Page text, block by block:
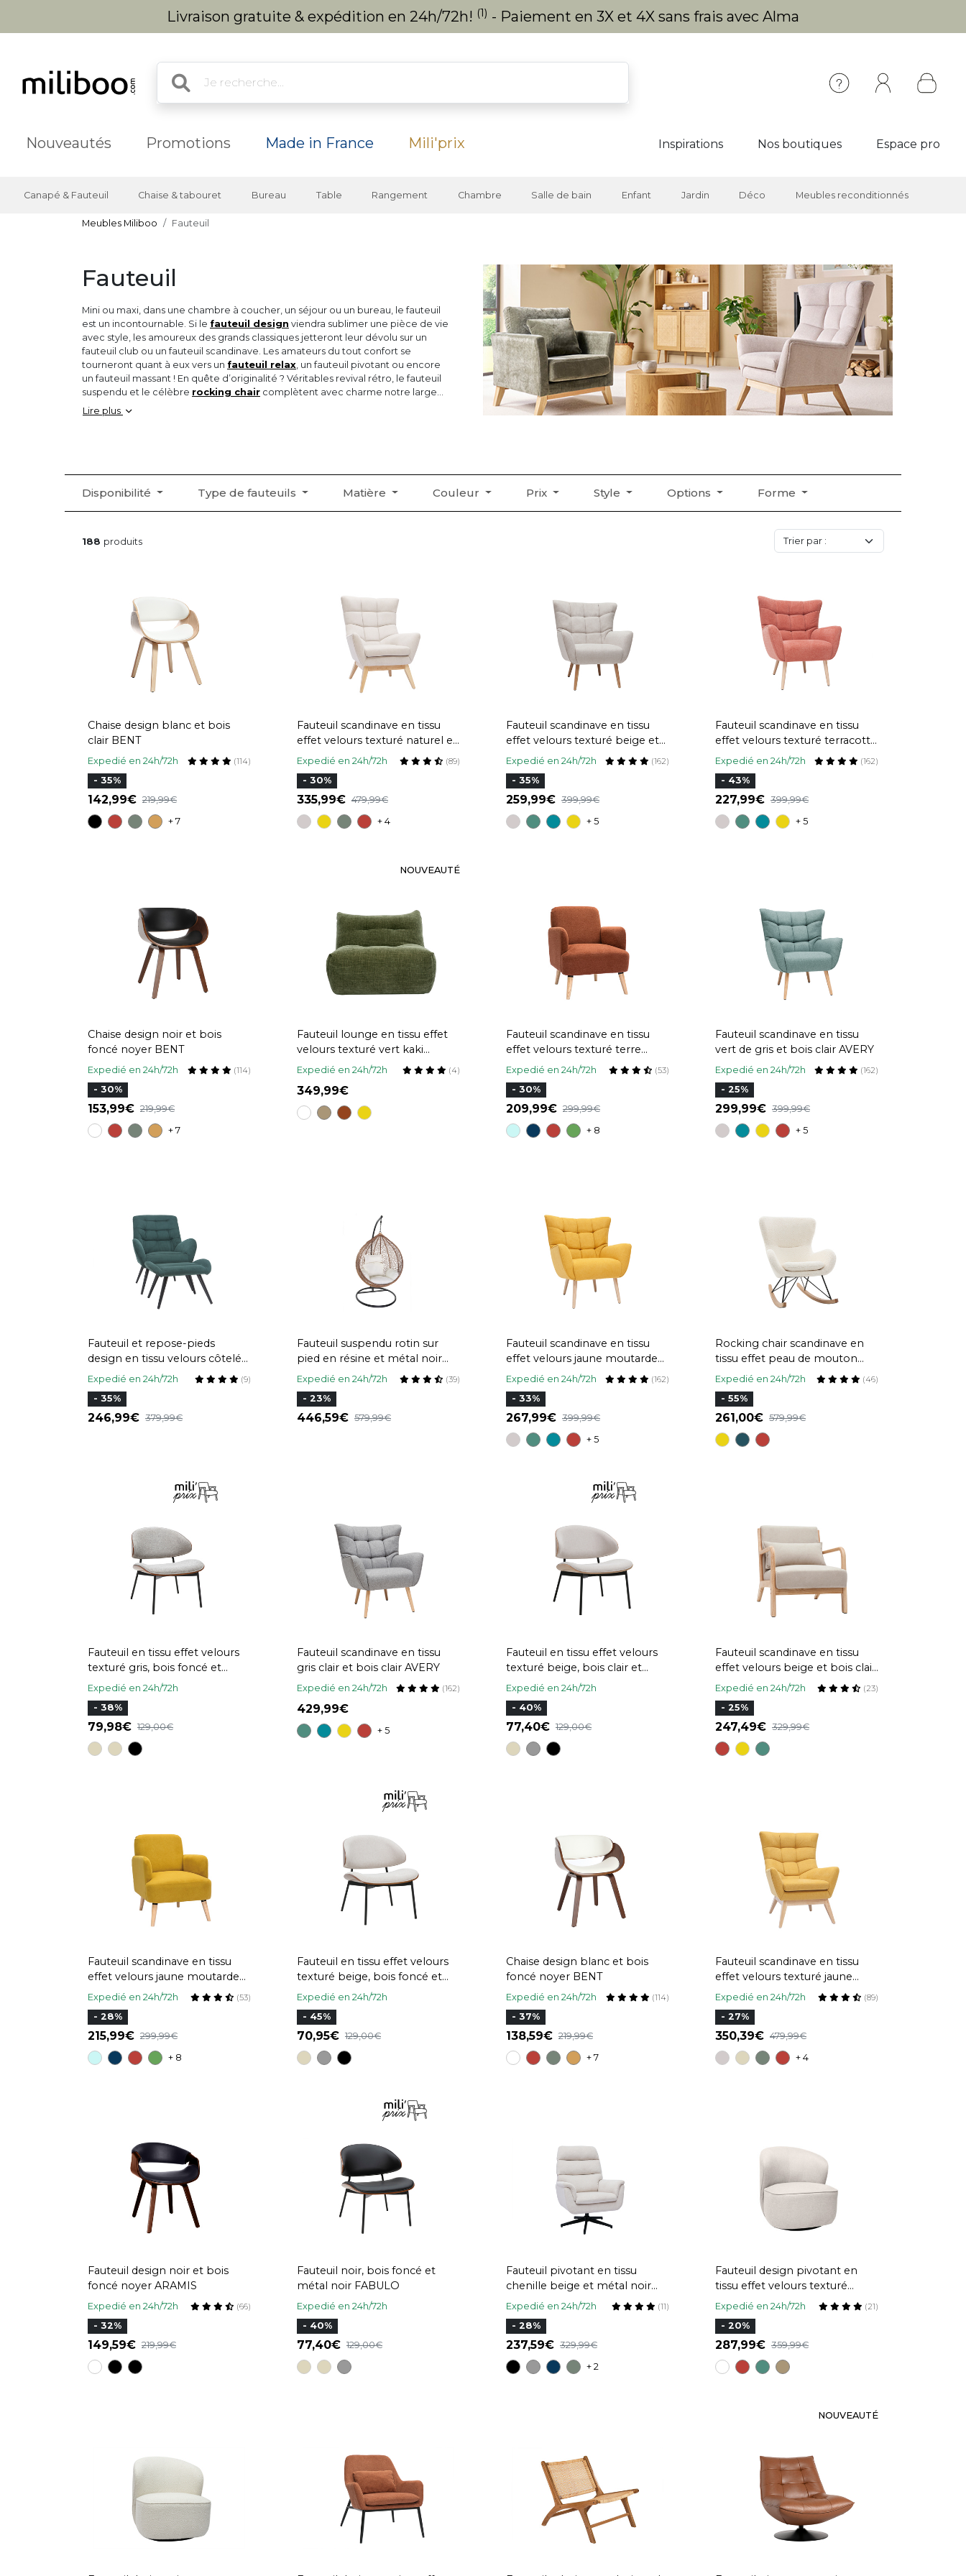
Livraison gratuite & expédition en 24h/72h! (1) - Paiement en 3X et 4X sans frais avec Alma
Nouveautés Promotions Made in France Mili'prix Inspirations Nos boutiques Espace pro
Canapé & Fauteuil Chaise & tabouret Bureau Table Rangement Chambre Salle de bain Enfant Jardin Déco Meubles reconditionnés
Meubles Miliboo Fauteuil
Fauteuil
Mini ou maxi, dans une chambre à coucher, un séjour ou un bureau, le fauteuil
est un incontournable. Si le fauteuil design viendra sublimer une pièce de vie
avec style, les amoureux des grands classiques jetteront leur dévolu sur un
fauteuil club ou un fauteuil scandinave. Les amateurs du tout confort se
tourneront quant à eux vers un fauteuil relax, un fauteuil pivotant ou encore
un fauteuil massant ! En quête d’originalité ? Véritables revival rétro, le fauteuil
suspendu et le célèbre rocking chair complètent avec charme notre large
gamme.
Lire plus
Disponibilité Type de fauteuils Matière Couleur Prix Style Options Forme
188 produits
Chaise design blanc et bois
clair BENT
Expedié en 24h/72h (114)
- 35%
142,99 219,99
+ 7
Fauteuil scandinave en tissu
effet velours texturé naturel et
bois clair BRODY
Expedié en 24h/72h (89)
- 30%
335,99 479,99
+ 4
Fauteuil scandinave en tissu
effet velours texturé beige et
bois clair AVERY
Expedié en 24h/72h (162)
- 35%
259,99 399,99
+ 5
Fauteuil scandinave en tissu
effet velours texturé terracotta
et bois clair AVERY
Expedié en 24h/72h (162)
- 43%
227,99 399,99
+ 5
Chaise design noir et bois
foncé noyer BENT
Expedié en 24h/72h (114)
- 30%
153,99 219,99
+ 7
NOUVEAUTÉ
Fauteuil lounge en tissu effet
velours texturé vert kaki
BUMPY
Expedié en 24h/72h (4)
349,99
Fauteuil scandinave en tissu
effet velours texturé terre
brûlée et bois clair ISKO
Expedié en 24h/72h (53)
- 30%
209,99 299,99
+ 8
Fauteuil scandinave en tissu
vert de gris et bois clair AVERY
Expedié en 24h/72h (162)
- 25%
299,99 399,99
+ 5
Fauteuil et repose-pieds
design en tissu velours côtelé
vert et métal noir ZOE
Expedié en 24h/72h (9)
- 35%
246,99 379,99
Fauteuil suspendu rotin sur
pied en résine et métal noir
MOJO
Expedié en 24h/72h (39)
- 23%
446,59 579,99
Fauteuil scandinave en tissu
effet velours jaune moutarde
et bois clair AVERY
Expedié en 24h/72h (162)
- 33%
267,99 399,99
+ 5
Rocking chair scandinave en
tissu effet peau de mouton
blanc, métal noir et bois clair
ESKUA
Expedié en 24h/72h (46)
- 55%
261,00 579,99
Fauteuil en tissu effet velours
texturé gris, bois foncé et
métal noir FABULO
Expedié en 24h/72h
- 38%
79,98 129,00
Fauteuil scandinave en tissu
gris clair et bois clair AVERY
Expedié en 24h/72h (162)
429,99
+ 5
Fauteuil en tissu effet velours
texturé beige, bois clair et
métal noir FABULO
Expedié en 24h/72h
- 40%
77,40 129,00
Fauteuil scandinave en tissu
effet velours beige et bois clair
massif DERRY
Expedié en 24h/72h (23)
- 25%
247,49 329,99
Fauteuil scandinave en tissu
effet velours jaune moutarde
et bois clair ISKO
Expedié en 24h/72h (53)
- 28%
215,99 299,99
+ 8
Fauteuil en tissu effet velours
texturé beige, bois foncé et
métal noir FABULO
Expedié en 24h/72h
- 45%
70,95 129,00
Chaise design blanc et bois
foncé noyer BENT
Expedié en 24h/72h (114)
- 37%
138,59 219,99
+ 7
Fauteuil scandinave en tissu
effet velours texturé jaune
moutarde et bois clair BRODY
Expedié en 24h/72h (89)
- 27%
350,39 479,99
+ 4
Fauteuil design noir et bois
foncé noyer ARAMIS
Expedié en 24h/72h (66)
- 32%
149,59 219,99
Fauteuil noir, bois foncé et
métal noir FABULO
Expedié en 24h/72h
- 40%
77,40 129,00
Fauteuil pivotant en tissu
chenille beige et métal noir
JONAH
Expedié en 24h/72h (11)
- 28%
237,59 329,99
+ 2
Fauteuil design pivotant en
tissu effet velours texturé
beige AMBER
Expedié en 24h/72h (21)
- 20%
287,99 359,99
NOUVEAUTÉ